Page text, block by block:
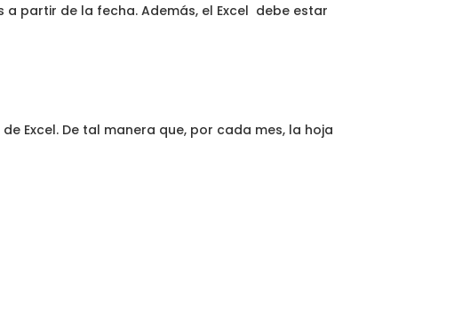
a partir de la fecha. Además, el Excel debe estar
Excel. De tal manera que, por cada mes, la hoja